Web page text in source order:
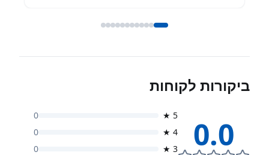
ביקורות לקוחות
0.0
5
★
0
4
★
0
3
★
0